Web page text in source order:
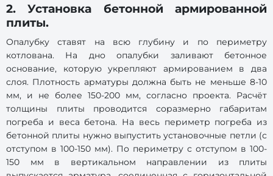
2. Установка бетонной армированной
плиты.
Опалубку ставят на всю глубину и по периметру
котлована. На дно опалубки заливают бетонное
основание, которую укрепляют армированием в два
слоя. Плотность арматуры должна быть не меньше 8-10
мм, и не более 150-200 мм, согласно проекта. Расчёт
толщины плиты проводится соразмерно габаритам
погреба и веса бетона. На весь периметр погреба из
бетонной плиты нужно выпустить установочные петли (с
отступом в 100-150 мм). По периметру с отступом в 100-
150 мм в вертикальном направлении из плиты